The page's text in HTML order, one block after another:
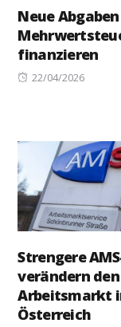
Neue
finanzieren
Posted
22/04/2026
Strengere
verändern den
Arbeitsmarkt
Österreich